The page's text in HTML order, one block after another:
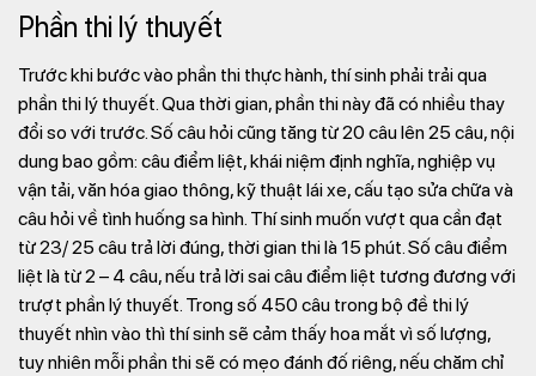
Phần thi lý thuyết
Trước khi bước vào phần thi thực hành, thí sinh phải trải qua
phần thi lý thuyết. Qua thời gian, phần thi này đã có nhiều thay
đổi so với trước. Số câu hỏi cũng tăng từ 20 câu lên 25 câu, nội
dung bao gồm: câu điểm liệt, khái niệm định nghĩa, nghiệp vụ
vận tải, văn hóa giao thông, kỹ thuật lái xe, cấu tạo sửa chữa và
câu hỏi về tình huống sa hình. Thí sinh muốn vượt qua cần đạt
từ 23/ 25 câu trả lời đúng, thời gian thi là 15 phút. Số câu điểm
liệt là từ 2 – 4 câu, nếu trả lời sai câu điểm liệt tương đương với
trượt phần lý thuyết. Trong số 450 câu trong bộ đề thi lý
thuyết nhìn vào thì thí sinh sẽ cảm thấy hoa mắt vì số lượng,
tuy nhiên mỗi phần thi sẽ có mẹo đánh đố riêng, nếu chăm chỉ